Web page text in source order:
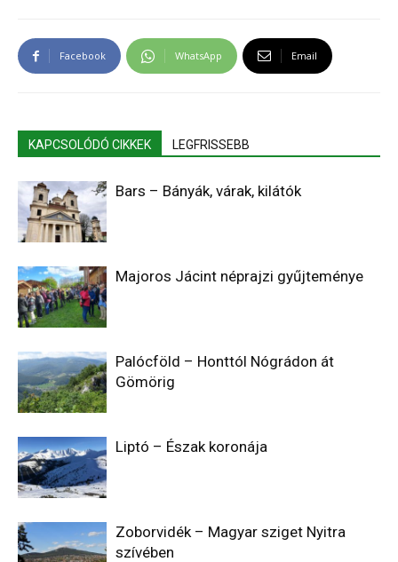
Facebook WhatsApp Email
KAPCSOLÓDÓ CIKKEK LEGFRISSEBB
Bars – Bányák, várak, kilátók
Majoros Jácint néprajzi gyűjteménye
Palócföld – Honttól Nógrádon át
Gömörig
Liptó – Észak koronája
Zoborvidék – Magyar sziget Nyitra
szívében